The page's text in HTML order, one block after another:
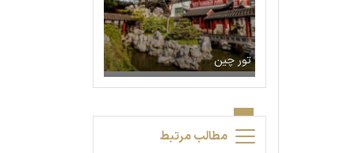
تور چین
مطالب مرتبط